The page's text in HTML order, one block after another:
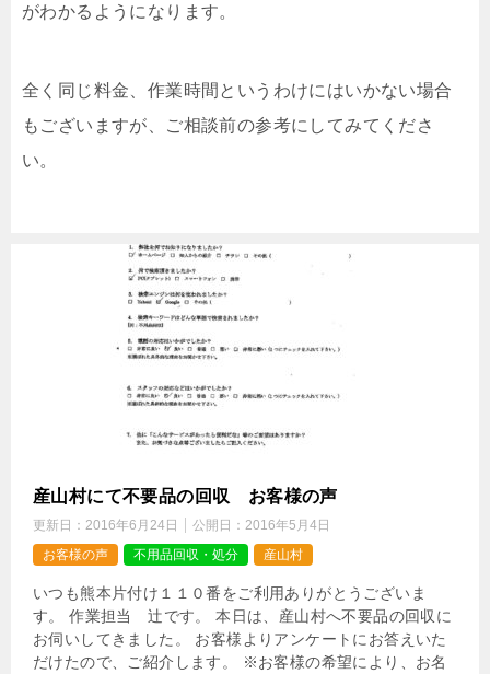
がわかるようになります。
全く同じ料金、作業時間というわけにはいかない場合
もございますが、ご相談前の参考にしてみてくださ
い。
産山村にて不要品の回収 お客様の声
更新日： 2016年6月24日 公開日： 2016年5月4日
お客様の声
不用品回収・処分 産山村
いつも熊本片付け１１０番をご利用ありがとうございま
す。 作業担当 辻です。 本日は、産山村へ不要品の回収に
お伺いしてきました。 お客様よりアンケートにお答えいた
だけたので、ご紹介します。 ※お客様の希望により、お名